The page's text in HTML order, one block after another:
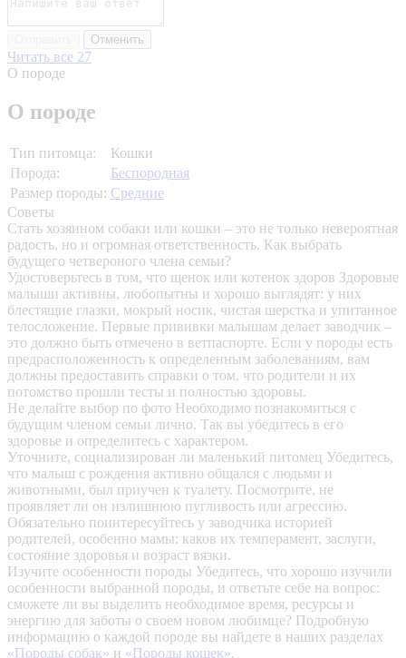
Отменить
Читать все 27
О породе
О породе
Тип питомца:
Кошки
Порода:
Беспородная
Размер породы: Средние
Советы
Стать хозяином собаки или кошки – это не только невероятная
радость, но и огромная ответственность. Как выбрать
будущего четвероного члена семьи?
Удостоверьтесь в том, что щенок или котенок здоров Здоровые
малыши активны, любопытны и хорошо выглядят: у них
блестящие глазки, мокрый носик, чистая шерстка и упитанное
телосложение. Первые прививки малышам делает заводчик –
это должно быть отмечено в ветпаспорте. Если у породы есть
предрасположенность к определенным заболеваниям, вам
должны предоставить справки о том, что родители и их
потомство прошли тесты и полностью здоровы.
Не делайте выбор по фото Необходимо познакомиться с
будущим членом семьи лично. Так вы убедитесь в его
здоровье и определитесь с характером.
Уточните, социализирован ли маленький питомец Убедитесь,
что малыш с рождения активно общался с людьми и
животными, был приучен к туалету. Посмотрите, не
проявляет ли он излишнюю пугливость или агрессию.
Обязательно поинтересуйтесь у заводчика историей
родителей, особенно мамы: каков их темперамент, заслуги,
состояние здоровья и возраст вязки.
Изучите особенности породы Убедитесь, что хорошо изучили
особенности выбранной породы, и ответьте себе на вопрос:
сможете ли вы выделить необходимое время, ресурсы и
энергию для заботы о своем новом любимце? Подробную
информацию о каждой породе вы найдете в наших разделах
«Породы собак» и «Породы кошек».